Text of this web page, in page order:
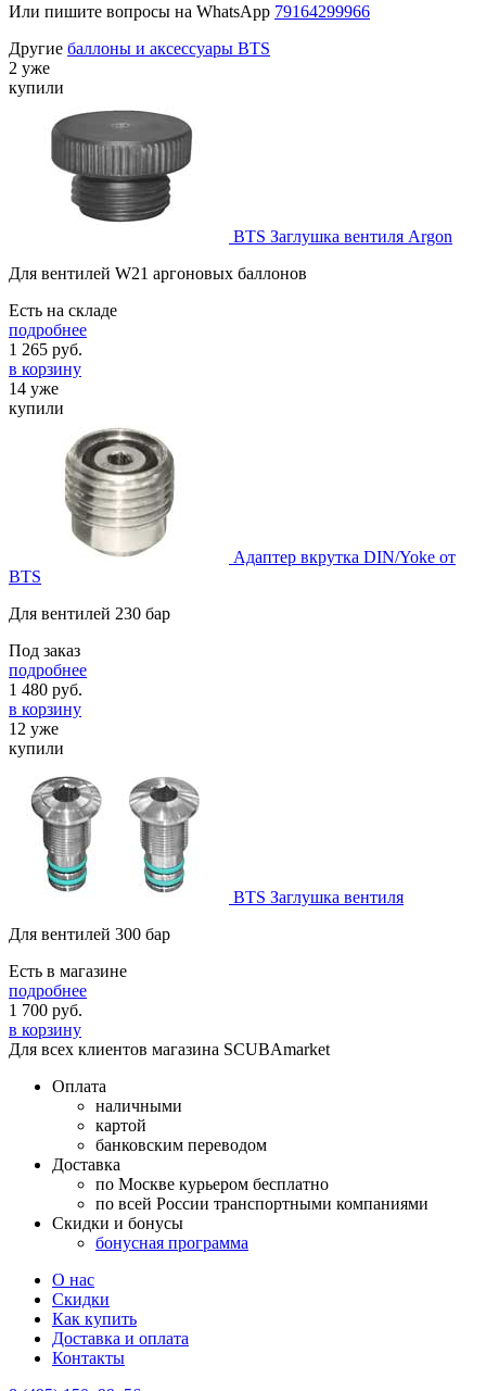
Или пишите вопросы на WhatsApp 79164299966
Другие баллоны и аксессуары BTS
2 уже
купили
BTS Заглушка вентиля Argon
Для вентилей W21 аргоновых баллонов
Есть на складе
подробнее
1 265 руб.
в корзину
14 уже
купили
Адаптер вкрутка DIN/Yoke от
BTS
Для вентилей 230 бар
Под заказ
подробнее
1 480 руб.
в корзину
12 уже
купили
BTS Заглушка вентиля
Для вентилей 300 бар
Есть в магазине
подробнее
1 700 руб.
в корзину
Для всех клиентов магазина SCUBAmarket
Оплата
наличными
картой
банковским переводом
Доставка
по Москве курьером бесплатно
по всей России транспортными компаниями
Скидки и бонусы
бонусная программа
О нас
Скидки
Как купить
Доставка и оплата
Контакты